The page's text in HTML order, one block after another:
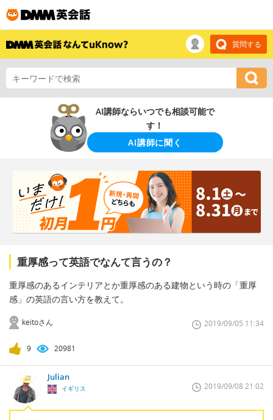
質問する
AI講師ならいつでも相談可能で
す！
AI講師に聞く
重厚感って英語でなんて言うの？
重厚感のあるインテリアとか重厚感のある建物という時の「重厚
感」の英語の言い方を教えて。
keitoさん 2019/09/05 11:34
9 20981
Julian
イギリス 2019/09/08 21:02